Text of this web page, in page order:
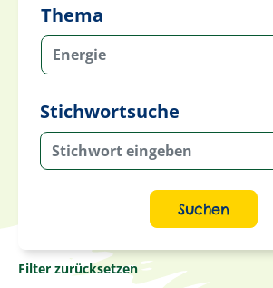
Thema
Energie
Stichwortsuche
Suchen
Filter zurücksetzen